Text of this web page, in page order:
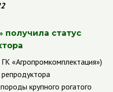
получила статус
«Агропромкомплектация»)
крупного рогатого